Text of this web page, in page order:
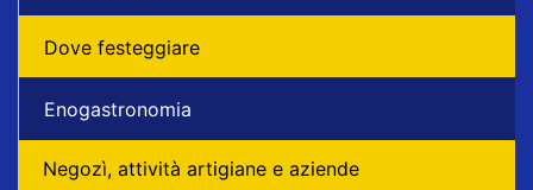
Dove festeggiare
Enogastronomia
Negozì, attività artigiane e aziende